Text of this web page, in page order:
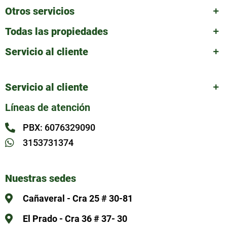
Otros servicios
Todas las propiedades
Servicio al cliente
Servicio al cliente
Líneas de atención
PBX: 6076329090
3153731374
Nuestras sedes
Cañaveral - Cra 25 # 30-81
El Prado - Cra 36 # 37- 30